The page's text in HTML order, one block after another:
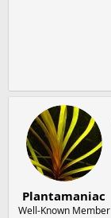
Plantamaniac
Well-Known Member